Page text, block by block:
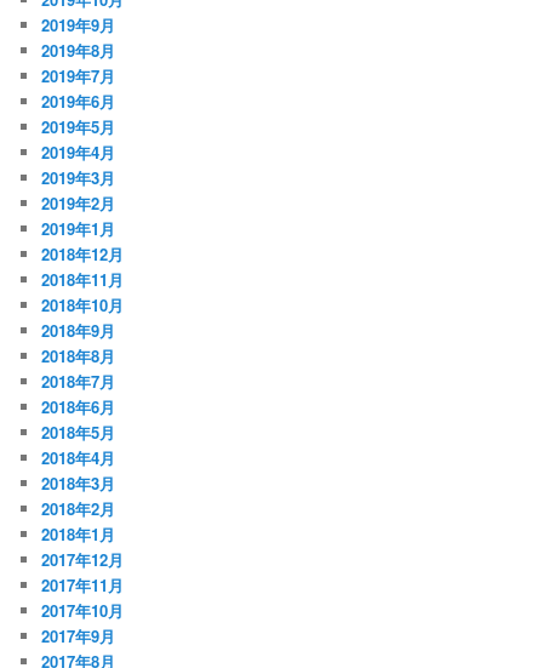
2019年9月
2019年8月
2019年7月
2019年6月
2019年5月
2019年4月
2019年3月
2019年2月
2019年1月
2018年12月
2018年11月
2018年10月
2018年9月
2018年8月
2018年7月
2018年6月
2018年5月
2018年4月
2018年3月
2018年2月
2018年1月
2017年12月
2017年11月
2017年10月
2017年9月
2017年8月